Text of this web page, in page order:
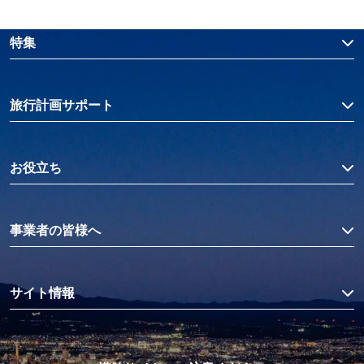
特集
旅行計画サポート
お役立ち
事業者の皆様へ
サイト情報